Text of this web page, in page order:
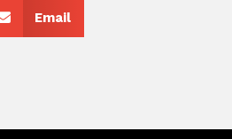
Email